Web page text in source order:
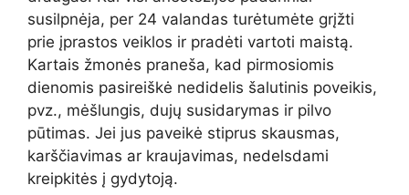
susilpnėja, per 24 valandas turėtumėte grįžti
prie įprastos veiklos ir pradėti vartoti maistą.
Kartais žmonės praneša, kad pirmosiomis
dienomis pasireiškė nedidelis šalutinis poveikis,
pvz., mėšlungis, dujų susidarymas ir pilvo
pūtimas. Jei jus paveikė stiprus skausmas,
karščiavimas ar kraujavimas, nedelsdami
kreipkitės į gydytoją.